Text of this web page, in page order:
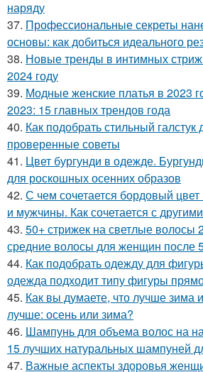
наряду
37. Профессиональные секреты
основы: как добиться идеального
38. Новые тренды в интимных
2024 году
39. Модные женские платья в 2023
2023: 15 главных трендов года
40. Как подобрать стильный
проверенные советы
41. Цвет бургунди в одежде.
для роскошных осенних образов
42. С чем сочетается бордовый
и мужчины. Как сочетается с
43. 50+ стрижек на светлые волосы
средние волосы для женщин после
44. Как подобрать одежду для
одежда подходит типу фигуры
45. Как вы думаете, что лучше зима
лучше: осень или зима?
46. Шампунь для объема волос на
15 лучших натуральных шампуней
47. Важные аспекты здоровья